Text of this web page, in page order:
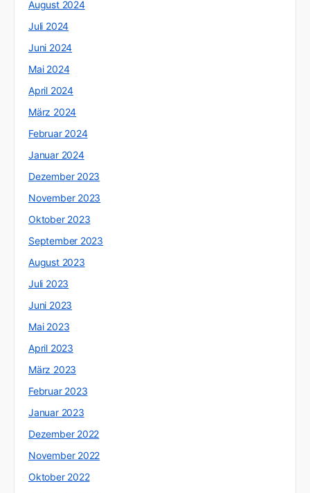
August 2024
Juli 2024
Juni 2024
Mai 2024
April 2024
März 2024
Februar 2024
Januar 2024
Dezember 2023
November 2023
Oktober 2023
September 2023
August 2023
Juli 2023
Juni 2023
Mai 2023
April 2023
März 2023
Februar 2023
Januar 2023
Dezember 2022
November 2022
Oktober 2022